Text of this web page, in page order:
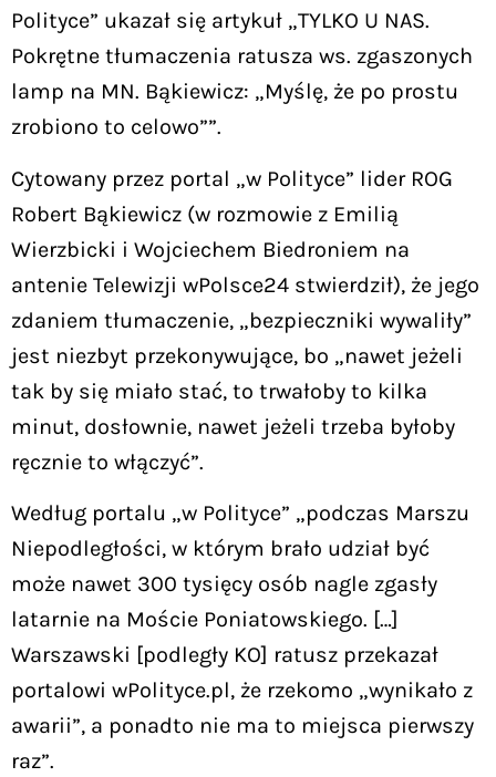
Polityce” ukazał się artykuł „TYLKO U NAS.
Pokrętne tłumaczenia ratusza ws. zgaszonych
lamp na MN. Bąkiewicz: „Myślę, że po prostu
zrobiono to celowo””.
Cytowany przez portal „w Polityce” lider ROG
Robert Bąkiewicz (w rozmowie z Emilią
Wierzbicki i Wojciechem Biedroniem na
antenie Telewizji wPolsce24 stwierdził), że jego
zdaniem tłumaczenie, „bezpieczniki wywaliły”
jest niezbyt przekonywujące, bo „nawet jeżeli
tak by się miało stać, to trwałoby to kilka
minut, dosłownie, nawet jeżeli trzeba byłoby
ręcznie to włączyć”.
Według portalu „w Polityce” „podczas Marszu
Niepodległości, w którym brało udział być
może nawet 300 tysięcy osób nagle zgasły
latarnie na Moście Poniatowskiego. […]
Warszawski [podległy KO] ratusz przekazał
portalowi wPolityce.pl, że rzekomo „wynikało z
awarii”, a ponadto nie ma to miejsca pierwszy
raz”.